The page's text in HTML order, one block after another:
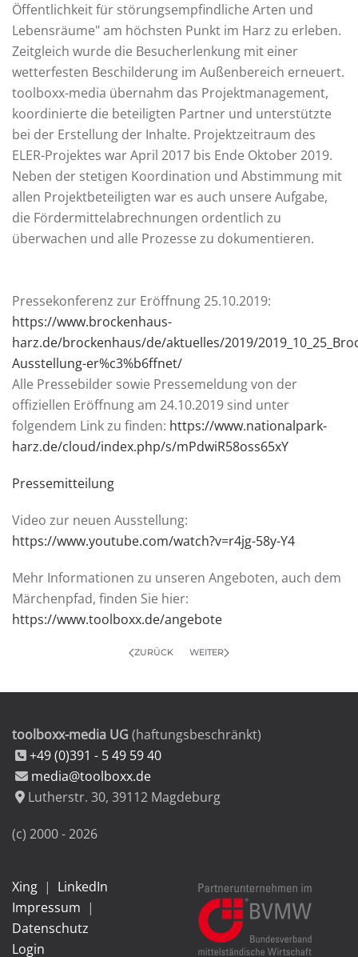
Öffentlichkeit für störungsempfindliche Arten und
Lebensräume" am höchsten Punkt im Harz zu erleben.
Zeitgleich wurde die Besucherlenkung mit einer
wetterfesten Beschilderung im Außenbereich erneuert.
toolboxx-media übernahm das Projektmanagement,
koordinierte die beteiligten Partner und unterstützte
bei der Erstellung der Inhalte. Projektzeitraum des
ELER-Projektes war April 2017 bis Ende Oktober 2019.
Neben der stetigen Koordination und Abstimmung mit
allen Projektbeteiligten war es auch unsere Aufgabe,
die Fördermittelabrechnungen ordentlich zu
überwachen und alle Prozesse zu dokumentieren.
Pressekonferenz zur Eröffnung 25.10.2019:
https://www.brockenhaus-
harz.de/brockenhaus/de/aktuelles/2019/
Ausstellung-er%c3%b6ffnet/
Alle Pressebilder sowie Pressemeldung von der
offiziellen Eröffnung am 24.10.2019 sind unter
folgendem Link zu finden: https://www.nationalpark-
harz.de/cloud/index.php/s/mPdwiR58oss65xY
Pressemitteilung
Video zur neuen Ausstellung:
https://www.youtube.com/watch?v=r4jg-58y-Y4
Mehr Informationen zu unseren Angeboten, auch dem
Märchenpfad, finden Sie hier:
https://www.toolboxx.de/angebote
ZURÜCK WEITER
toolboxx-media UG (haftungsbeschränkt)
+49 (0)391 - 5 49 59 40
media@toolboxx.de
Lutherstr. 30, 39112 Magdeburg
(c) 2000 -2026
Xing | LinkedIn
Impressum |
Datenschutz
Login